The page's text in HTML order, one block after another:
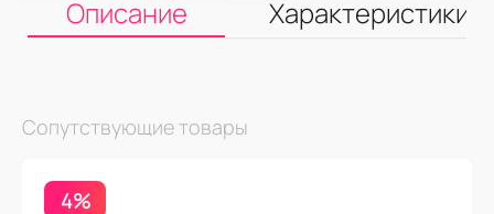
Описание Характеристики
Сопутствующие товары
4%